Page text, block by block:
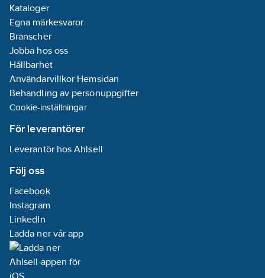
Kataloger
Egna märkesvaror
Branscher
Jobba hos oss
Hållbarhet
Användarvillkor Hemsidan
Behandling av personuppgifter
Cookie-inställningar
För leverantörer
Leverantör hos Ahlsell
Följ oss
Facebook
Instagram
LinkedIn
Ladda ner vår app